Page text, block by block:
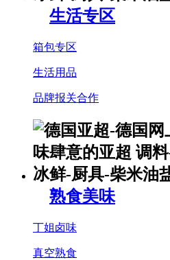
生活专区
箱包专区
生活用品
品牌报关合作
熟食美味
丁姐卤味
真空熟食